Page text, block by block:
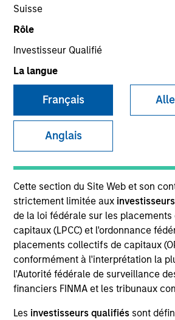
Suisse
Rôle
Investisseur Qualifié
La langue
Français
Anglais
Cette section du Site Web et son
strictement limitée aux
de la loi fédérale sur les
capitaux (LPCC) et l'ordonnance
placements collectifs de capitaux
conformément à l'interprétation la
l'Autorité fédérale de surveillance
financiers FINMA et les tribunaux
Les investisseurs qualifiés sont
SECTOR
Technology
Apr 2000
Transaction Type
First Institutional
Realization Date
Jan 2003
Investment Team